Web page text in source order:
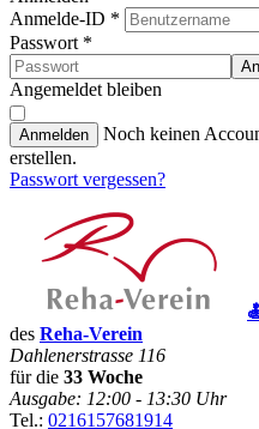
Anmelde-ID *
Passwort *
Angemeldet bleiben
Anmelden Noch keinen
erstellen.
Passwort vergessen?
des Reha-Verein
Dahlenerstrasse 116
für die 33 Woche
Ausgabe: 12:00 - 13:30 Uhr
Tel.: 0216157681914